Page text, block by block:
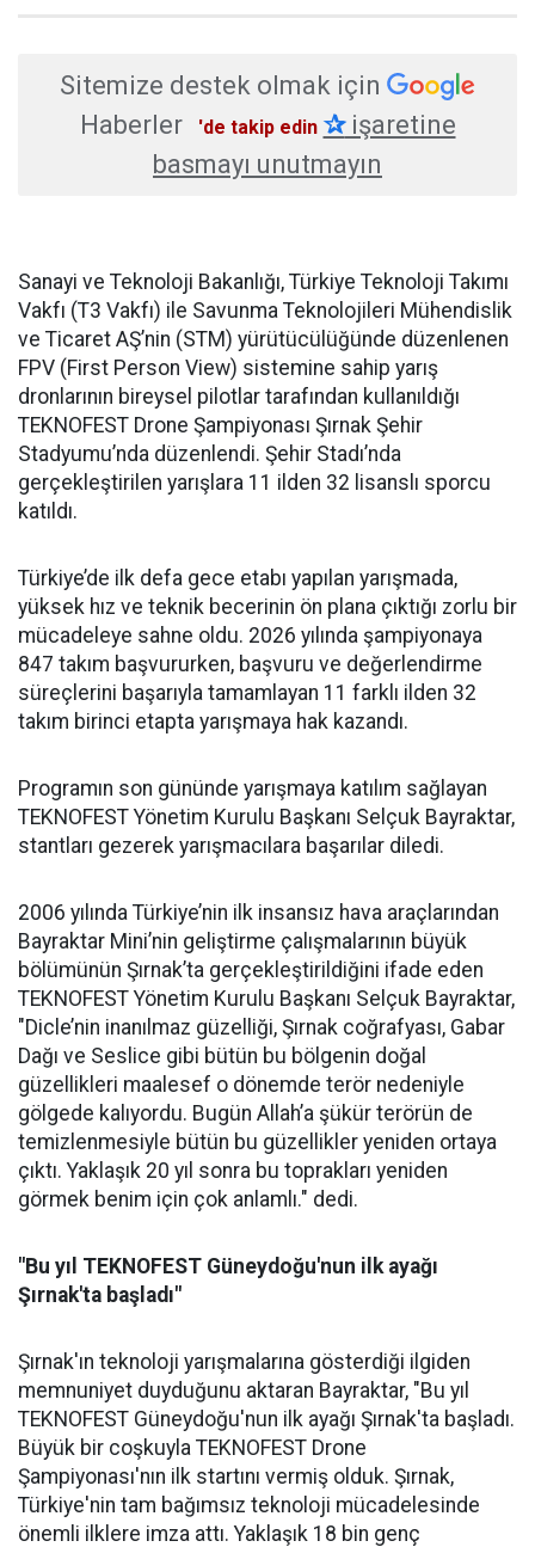
Sitemize destek olmak için
Haberler
'de takip edin ✰işaretine
basmayı unutmayın
Sanayi ve Teknoloji Bakanlığı, Türkiye Teknoloji Takımı
Vakfı (T3 Vakfı) ile Savunma Teknolojileri Mühendislik
ve Ticaret AŞ’nin (STM) yürütücülüğünde düzenlenen
FPV (First Person View) sistemine sahip yarış
dronlarının bireysel pilotlar tarafından kullanıldığı
TEKNOFEST Drone Şampiyonası Şırnak Şehir
Stadyumu’nda düzenlendi. Şehir Stadı’nda
gerçekleştirilen yarışlara 11 ilden 32 lisanslı sporcu
katıldı.
Türkiye’de ilk defa gece etabı yapılan yarışmada,
yüksek hız ve teknik becerinin ön plana çıktığı zorlu bir
mücadeleye sahne oldu. 2026 yılında şampiyonaya
847 takım başvururken, başvuru ve değerlendirme
süreçlerini başarıyla tamamlayan 11 farklı ilden 32
takım birinci etapta yarışmaya hak kazandı.
Programın son gününde yarışmaya katılım sağlayan
TEKNOFEST Yönetim Kurulu Başkanı Selçuk Bayraktar,
stantları gezerek yarışmacılara başarılar diledi.
2006 yılında Türkiye’nin ilk insansız hava araçlarından
Bayraktar Mini’nin geliştirme çalışmalarının büyük
bölümünün Şırnak’ta gerçekleştirildiğini ifade eden
TEKNOFEST Yönetim Kurulu Başkanı Selçuk Bayraktar,
"Dicle’nin inanılmaz güzelliği, Şırnak coğrafyası, Gabar
Dağı ve Seslice gibi bütün bu bölgenin doğal
güzellikleri maalesef o dönemde terör nedeniyle
gölgede kalıyordu. Bugün Allah’a şükür terörün de
temizlenmesiyle bütün bu güzellikler yeniden ortaya
çıktı. Yaklaşık 20 yıl sonra bu toprakları yeniden
görmek benim için çok anlamlı." dedi.
"Bu yıl TEKNOFEST Güneydoğu'nun ilk ayağı
Şırnak'ta başladı"
Şırnak'ın teknoloji yarışmalarına gösterdiği ilgiden
memnuniyet duyduğunu aktaran Bayraktar, "Bu yıl
TEKNOFEST Güneydoğu'nun ilk ayağı Şırnak'ta başladı.
Büyük bir coşkuyla TEKNOFEST Drone
Şampiyonası'nın ilk startını vermiş olduk. Şırnak,
Türkiye'nin tam bağımsız teknoloji mücadelesinde
önemli ilklere imza attı. Yaklaşık 18 bin genç